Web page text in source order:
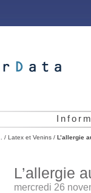
/ Latex et Venins/ L’allergie
L’allergie
mercredi 26